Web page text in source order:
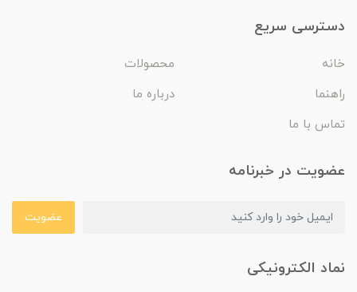
دسترسی سریع
خانه
محصولات
راهنما
درباره ما
تماس با ما
عضویت در خبرنامه
عضویت
نماد الکترونیکی